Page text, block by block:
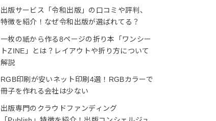
出版サービス「令和出版」の口コミや評判、
特徴を紹介！なぜ令和出版が選ばれてる？
一枚の紙から作る8ページの折り本「ワンシー
トZINE」とは？レイアウトや折り方について
解説
RGB印刷が安いネット印刷4選！RGBカラーで
冊子を作れる会社は少ない
出版専門のクラウドファンディング